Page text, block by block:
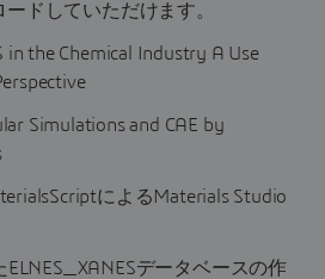
ドしていただけます。
in the Chemical Industry A Use
Simulations and CAE by
によるMaterials Studio
ELNES_XANESデータベースの作